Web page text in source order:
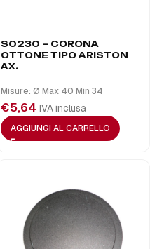
S0230 – CORONA
OTTONE TIPO ARISTON
AX.
Misure: Ø Max 40 Min 34
€5,64 IVA inclusa
AGGIUNGI AL CARRELLO